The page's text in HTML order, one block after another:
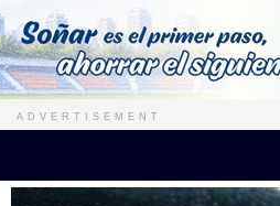
ADVERTISEMENT